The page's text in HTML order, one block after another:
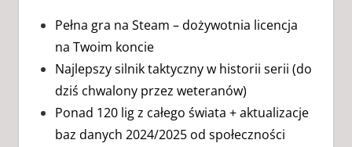
Pełna gra na Steam – dożywotnia licencja
na Twoim koncie
Najlepszy silnik taktyczny w historii serii (do
dziś chwalony przez weteranów)
Ponad 120 lig z całego świata + aktualizacje
baz danych 2024/2025 od społeczności